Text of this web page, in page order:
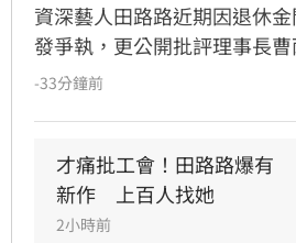
資深藝人田路路近期因退休
發爭執，更公開批評理事長
指控，曹雨婷日前發布聲明反
-33分鐘前
才痛批工會！田路路爆有
新作　上百人找她
2小時前